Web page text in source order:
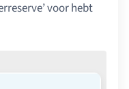
voor hebt